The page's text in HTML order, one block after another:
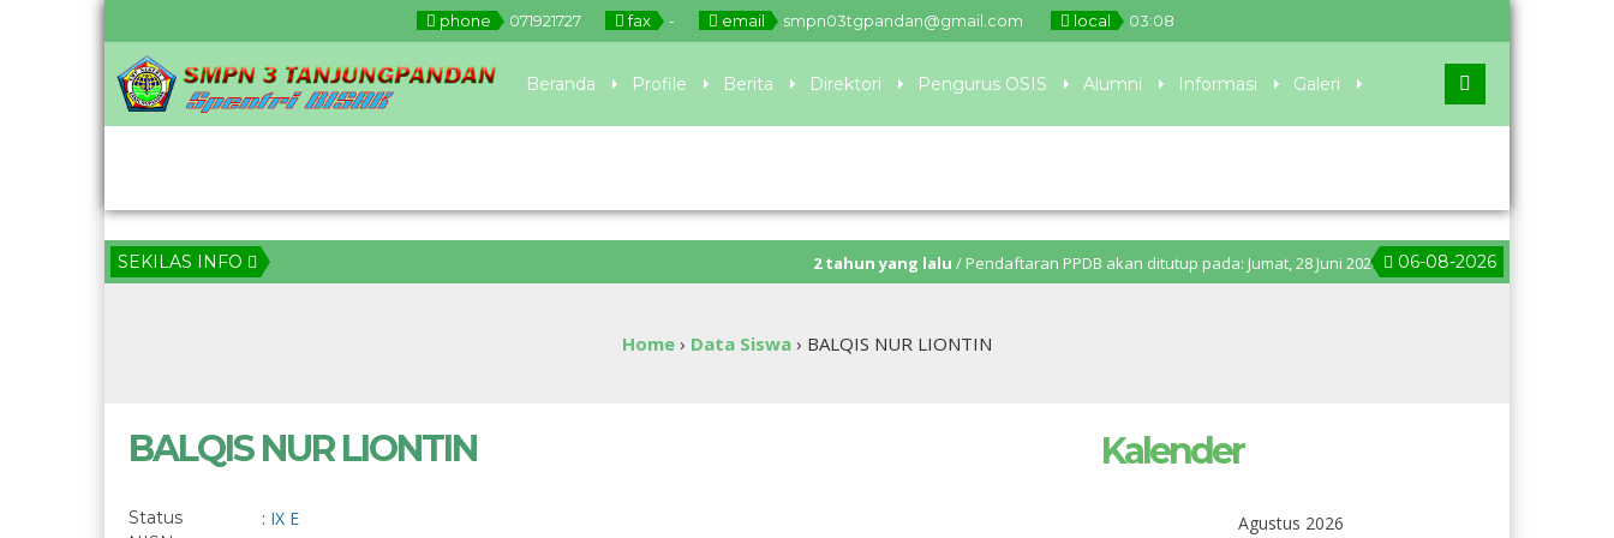
phone 071921727 fax - email smpn03tgpandan@gmail.com local 03:08
Beranda Profile Berita Direktori Pengurus OSIS Alumni Informasi Galeri
SEKILAS INFO 06-08-2026
2 tahun yang lalu/ Pendaftaran PPDB akan ditutup pada: Jumat, 28 Juni 2024 pukul 11.00 WIB. Pengumuman PPDB:
Home › Data Siswa › BALQIS NUR LIONTIN
BALQIS NUR LIONTIN
Status : IX E
Kalender
Agustus 2026